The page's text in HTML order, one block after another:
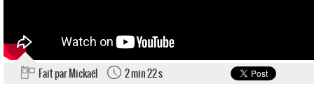
Fait par Mickaël 2 min 22 s